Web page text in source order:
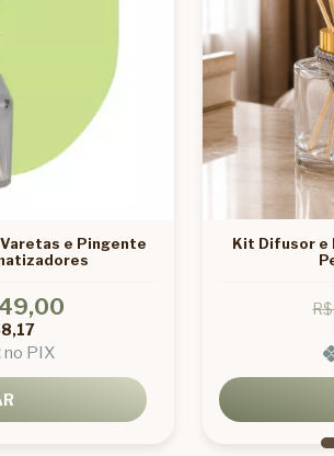
e Pingente
no PIX
Kit Difusor e